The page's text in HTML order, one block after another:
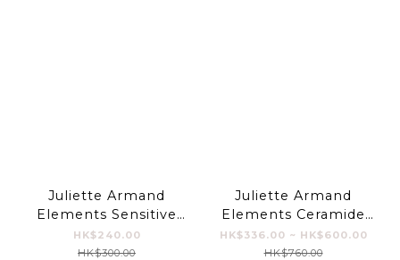
Juliette Armand
Elements Sensitive
Cleansing Gel
HK$240.00
HK$300.00
Juliette Armand
Elements Ceramide
Serum
HK$336.00 ~ HK$600.00
HK$760.00